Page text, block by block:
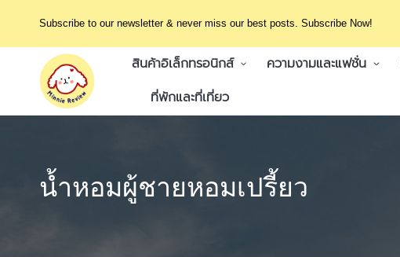
Subscribe to our newsletter & never miss our best posts. Subscribe Now!
สินค้าอิเล็กทรอนิกส์ ความงามและแฟชั่น
ที่พักและที่เที่ยว
น้ำหอมผู้ชายหอมเปรี้ยว